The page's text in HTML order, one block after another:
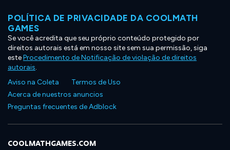
POLÍTICA DE PRIVACIDADE DA COOLMATH
GAMES
Se você acredita que seu próprio conteúdo protegido por
direitos autorais está em nosso site sem sua permissão, siga
esteProcedimento de Notificação de violação de direitos
autorais.
Aviso na Coleta
Termos de Uso
Acerca de nuestros anuncios
Preguntas frecuentes de Adblock
COOLMATHGAMES.COM